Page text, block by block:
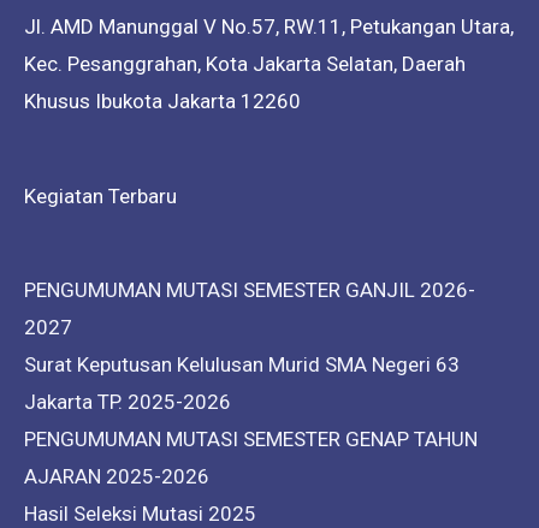
Jl. AMD Manunggal V No.57, RW.11, Petukangan Utara,
Kec. Pesanggrahan, Kota Jakarta Selatan, Daerah
Khusus Ibukota Jakarta 12260
Kegiatan Terbaru
PENGUMUMAN MUTASI SEMESTER GANJIL 2026-
2027
Surat Keputusan Kelulusan Murid SMA Negeri 63
Jakarta TP. 2025-2026
PENGUMUMAN MUTASI SEMESTER GENAP TAHUN
AJARAN 2025-2026
Hasil Seleksi Mutasi 2025